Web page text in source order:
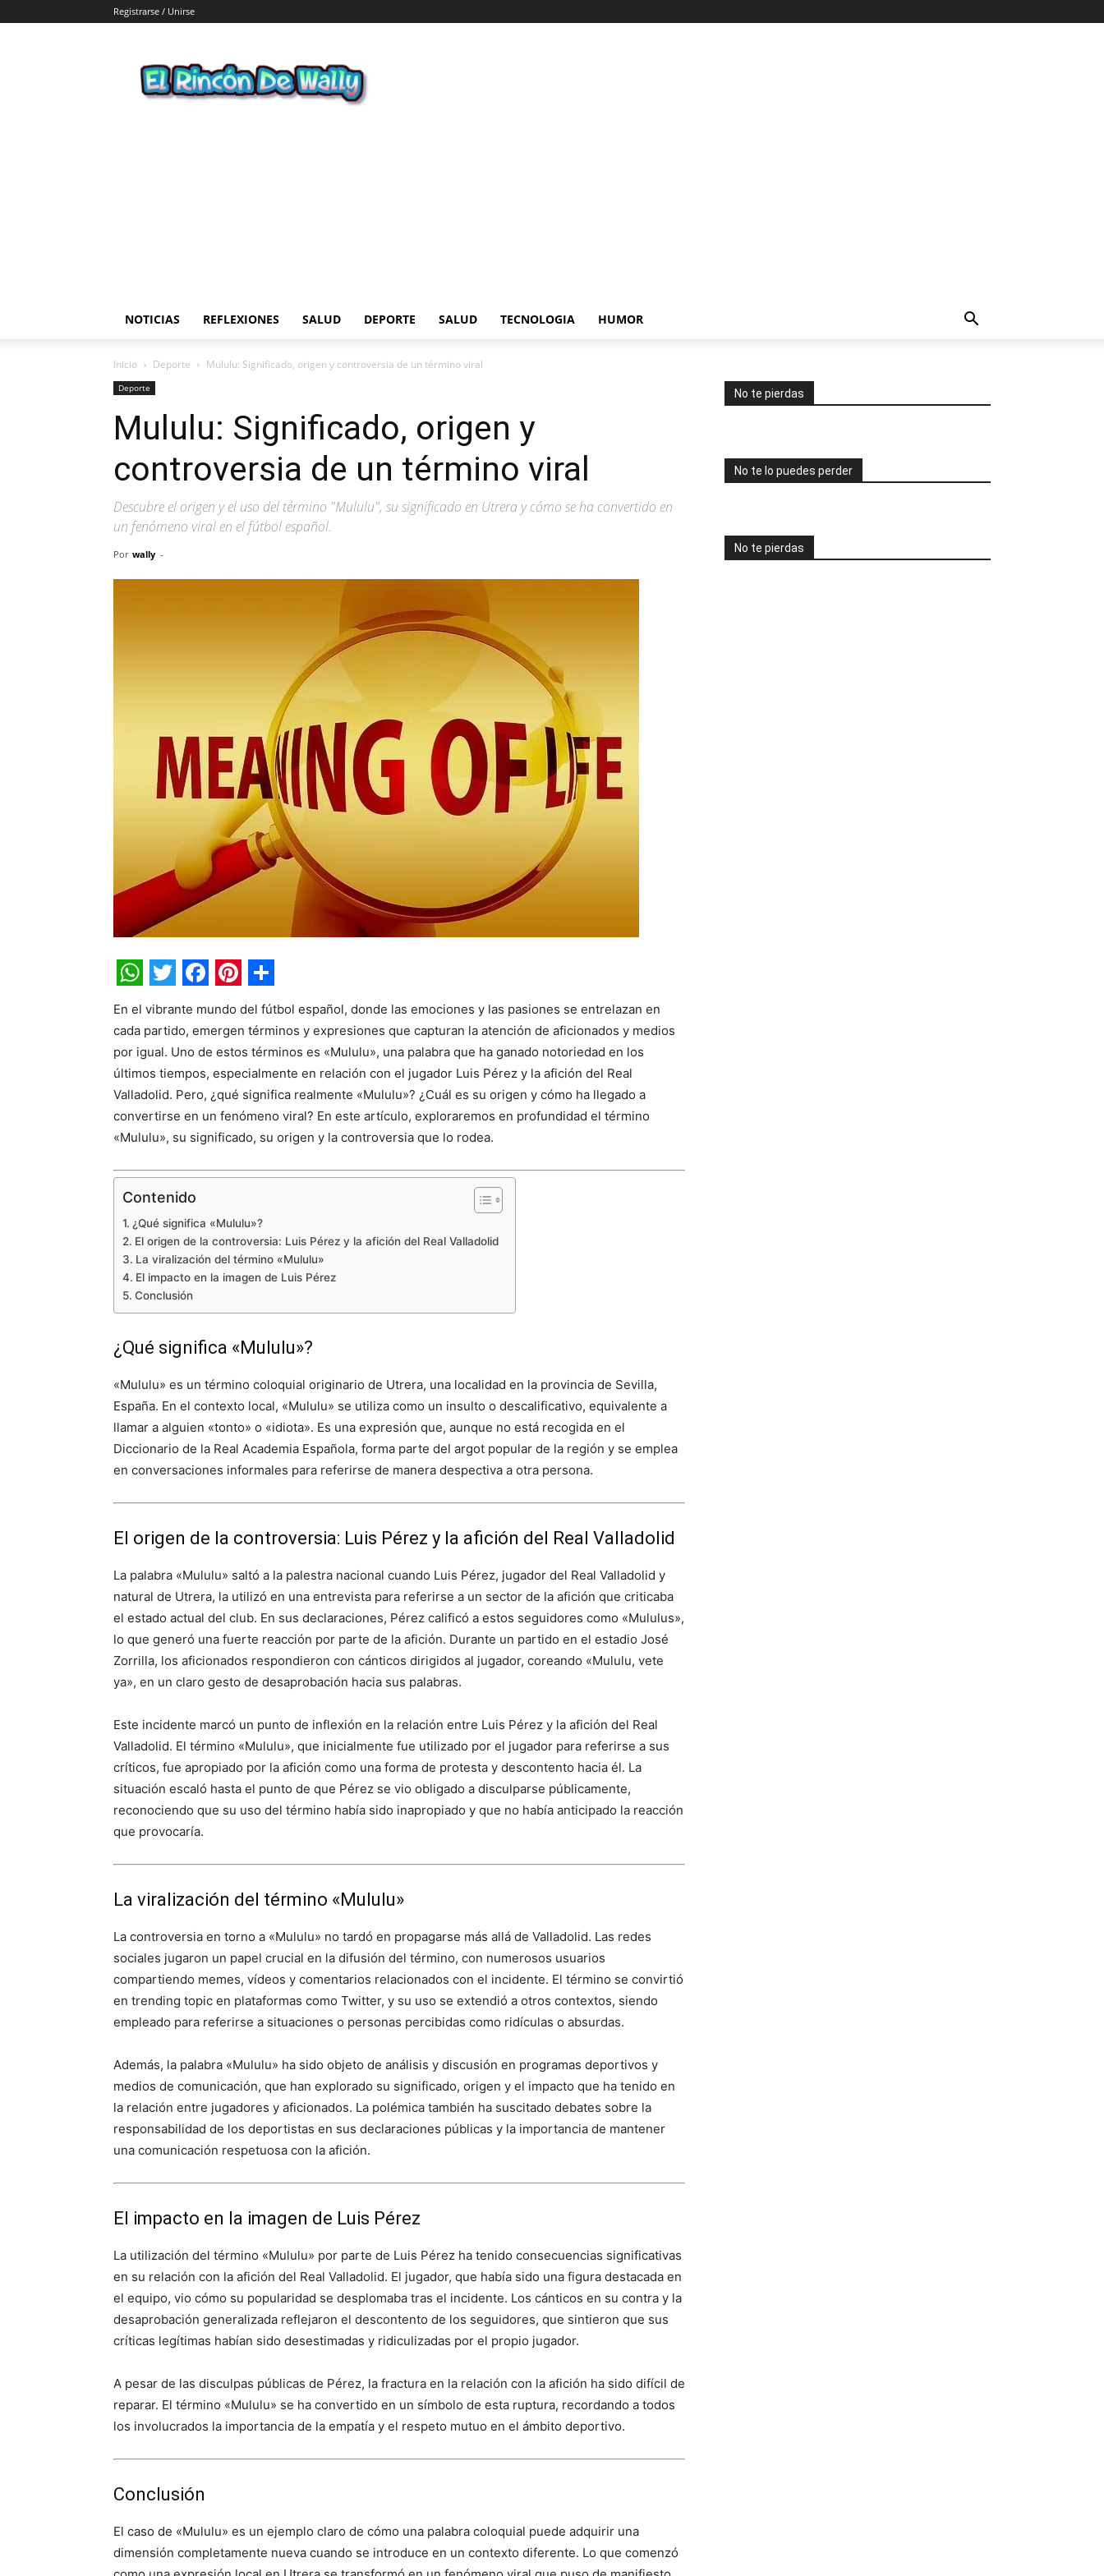
Registrarse / Unirse
Rincon
de
NOTICIAS REFLEXIONES SALUD DEPORTE SALUD TECNOLOGIA HUMOR
Inicio Deporte Mululu: Significado, origen y controversia de un término viral
Deporte
Mululu: Significado, origen y
controversia de un término viral
Descubre el origen y el uso del término "Mululu", su significado en Utrera y cómo se ha convertido en
un fenómeno viral en el fútbol español.​
Por wally -
WhatsApp
Twitter
Facebook
Pinterest
Share
En el vibrante mundo del fútbol español, donde las emociones y las pasiones se entrelazan en
cada partido, emergen términos y expresiones que capturan la atención de aficionados y medios
por igual. Uno de estos términos es «Mululu», una palabra que ha ganado notoriedad en los
últimos tiempos, especialmente en relación con el jugador Luis Pérez y la afición del Real
Valladolid. Pero, ¿qué significa realmente «Mululu»? ¿Cuál es su origen y cómo ha llegado a
convertirse en un fenómeno viral? En este artículo, exploraremos en profundidad el término
«Mululu», su significado, su origen y la controversia que lo rodea.​
Contenido
¿Qué significa «Mululu»?
El origen de la controversia: Luis Pérez y la afición del Real Valladolid
La viralización del término «Mululu»
El impacto en la imagen de Luis Pérez
Conclusión
¿Qué significa «Mululu»?
«Mululu» es un término coloquial originario de Utrera, una localidad en la provincia de Sevilla,
España. En el contexto local, «Mululu» se utiliza como un insulto o descalificativo, equivalente a
llamar a alguien «tonto» o «idiota». Es una expresión que, aunque no está recogida en el
Diccionario de la Real Academia Española, forma parte del argot popular de la región y se emplea
en conversaciones informales para referirse de manera despectiva a otra persona.​
El origen de la controversia: Luis Pérez y la afición del Real Valladolid
La palabra «Mululu» saltó a la palestra nacional cuando Luis Pérez, jugador del Real Valladolid y
natural de Utrera, la utilizó en una entrevista para referirse a un sector de la afición que criticaba
el estado actual del club. En sus declaraciones, Pérez calificó a estos seguidores como «Mululus»,
lo que generó una fuerte reacción por parte de la afición. Durante un partido en el estadio José
Zorrilla, los aficionados respondieron con cánticos dirigidos al jugador, coreando «Mululu, vete
ya», en un claro gesto de desaprobación hacia sus palabras.​
Este incidente marcó un punto de inflexión en la relación entre Luis Pérez y la afición del Real
Valladolid. El término «Mululu», que inicialmente fue utilizado por el jugador para referirse a sus
críticos, fue apropiado por la afición como una forma de protesta y descontento hacia él. La
situación escaló hasta el punto de que Pérez se vio obligado a disculparse públicamente,
reconociendo que su uso del término había sido inapropiado y que no había anticipado la reacción
que provocaría.​
La viralización del término «Mululu»
La controversia en torno a «Mululu» no tardó en propagarse más allá de Valladolid. Las redes
sociales jugaron un papel crucial en la difusión del término, con numerosos usuarios
compartiendo memes, vídeos y comentarios relacionados con el incidente. El término se convirtió
en trending topic en plataformas como Twitter, y su uso se extendió a otros contextos, siendo
empleado para referirse a situaciones o personas percibidas como ridículas o absurdas.​
Además, la palabra «Mululu» ha sido objeto de análisis y discusión en programas deportivos y
medios de comunicación, que han explorado su significado, origen y el impacto que ha tenido en
la relación entre jugadores y aficionados. La polémica también ha suscitado debates sobre la
responsabilidad de los deportistas en sus declaraciones públicas y la importancia de mantener
una comunicación respetuosa con la afición.​
El impacto en la imagen de Luis Pérez
La utilización del término «Mululu» por parte de Luis Pérez ha tenido consecuencias significativas
en su relación con la afición del Real Valladolid. El jugador, que había sido una figura destacada en
el equipo, vio cómo su popularidad se desplomaba tras el incidente. Los cánticos en su contra y la
desaprobación generalizada reflejaron el descontento de los seguidores, que sintieron que sus
críticas legítimas habían sido desestimadas y ridiculizadas por el propio jugador.​
A pesar de las disculpas públicas de Pérez, la fractura en la relación con la afición ha sido difícil de
reparar. El término «Mululu» se ha convertido en un símbolo de esta ruptura, recordando a todos
los involucrados la importancia de la empatía y el respeto mutuo en el ámbito deportivo.​
Conclusión
El caso de «Mululu» es un ejemplo claro de cómo una palabra coloquial puede adquirir una
dimensión completamente nueva cuando se introduce en un contexto diferente. Lo que comenzó
No te pierdas
No te lo puedes perder
No te pierdas